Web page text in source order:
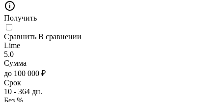
Получить
Сравнить В сравнении
Lime
5.0
Сумма
до 100 000 ₽
Срок
10 - 364 дн.
Без %